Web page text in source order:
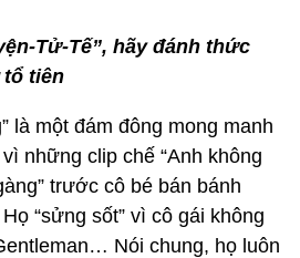
Tử-Tế”, hãy đánh thức
tổ tiên
là một đám đông mong manh
những clip chế “Anh không
trước cô bé bán bánh
“sửng sốt” vì cô gái không
Nói chung, họ luôn